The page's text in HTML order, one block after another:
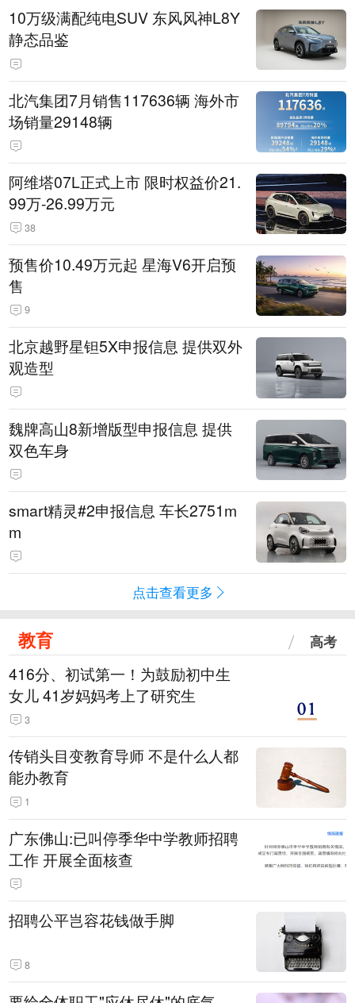
10万级满配纯电SUV 东风风神L8Y
静态品鉴
北汽集团7月销售117636辆 海外市
场销量29148辆
阿维塔07L正式上市 限时权益价21.
99万-26.99万元
38
预售价10.49万元起 星海V6开启预
售
9
北京越野星钽5X申报信息 提供双外
观造型
魏牌高山8新增版型申报信息 提供
双色车身
smart精灵#2申报信息 车长2751m
m
点击查看更多
教育 高考
416分、初试第一！为鼓励初中生
女儿 41岁妈妈考上了研究生
3
传销头目变教育导师 不是什么人都
能办教育
1
广东佛山:已叫停季华中学教师招聘
工作 开展全面核查
招聘公平岂容花钱做手脚
8